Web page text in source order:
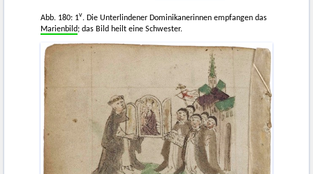
Abb. 180: 1v. Die Unterlindener Dominikanerinnen empfangen das
Marienbild; das Bild heilt eine Schwester.